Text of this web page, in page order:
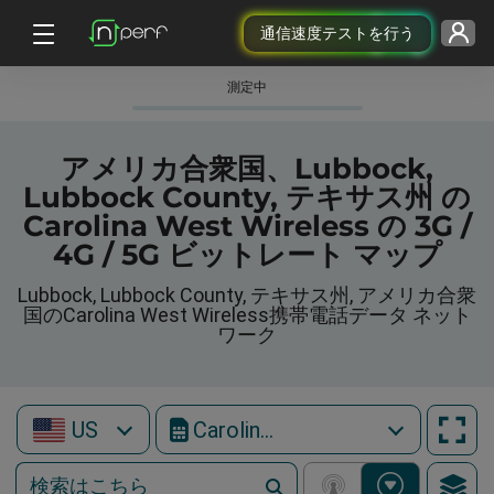
通信速度テストを行う
測定中
アメリカ合衆国、Lubbock,
Lubbock County, テキサス州 の
Carolina West Wireless の 3G /
4G / 5G ビットレート マップ
Lubbock, Lubbock County, テキサス州, アメリカ合衆
国のCarolina West Wireless携帯電話データ ネット
ワーク
US Carolina West Wireless